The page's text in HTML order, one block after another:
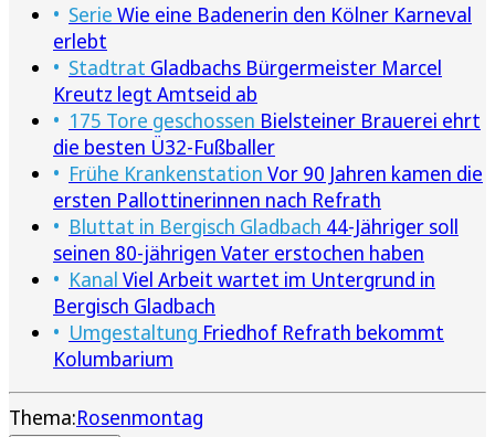
Serie Wie eine Badenerin den Kölner Karneval
erlebt
Stadtrat Gladbachs Bürgermeister Marcel
Kreutz legt Amtseid ab
175 Tore geschossen Bielsteiner Brauerei ehrt
die besten Ü32-Fußballer
Frühe Krankenstation Vor 90 Jahren kamen die
ersten Pallottinerinnen nach Refrath
Bluttat in Bergisch Gladbach 44-Jähriger soll
seinen 80-jährigen Vater erstochen haben
Kanal Viel Arbeit wartet im Untergrund in
Bergisch Gladbach
Umgestaltung Friedhof Refrath bekommt
Kolumbarium
Thema:Rosenmontag